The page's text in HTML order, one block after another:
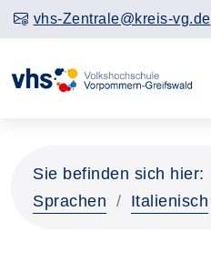
vhs-Zentrale@kreis-vg.de
Sie befinden sich hier:
Sprachen
Italienisch